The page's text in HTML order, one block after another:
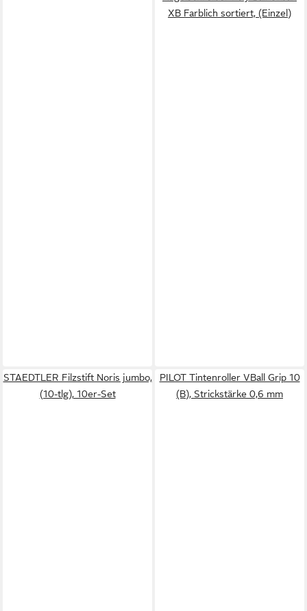
XB Farblich sortiert, (Einzel)
STAEDTLER Filzstift Noris jumbo,
(10-tlg), 10er-Set
PILOT Tintenroller VBall Grip 10
(B), Strickstärke 0,6 mm